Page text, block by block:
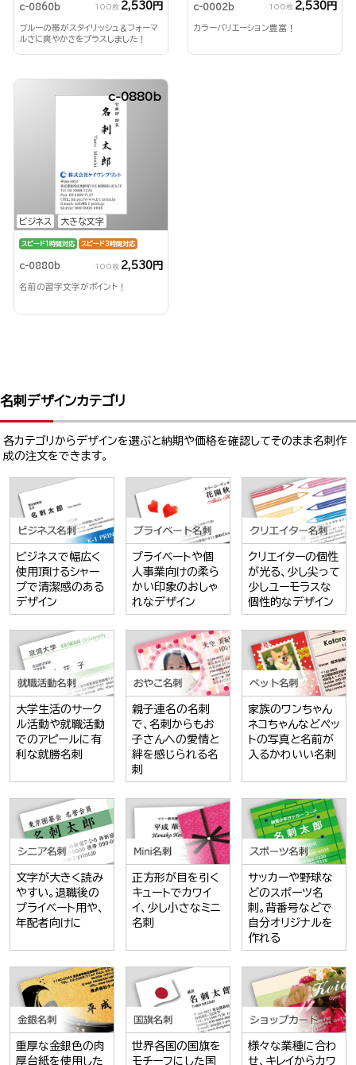
c-0860b 100枚 2,530円
ブルーの帯がスタイリッシュ＆フォーマ
ルさに爽やかさをプラスしました！
c-0002b 100枚 2,530円
カラーバリエーション豊富！
ビジネス 大きな文字
c-0880b
スピード1時間対応 スピード3時間対応
c-0880b 100枚 2,530円
名前の習字文字がポイント！
名刺デザインカテゴリ
各カテゴリからデザインを選ぶと納期や価格を確認してそのまま名刺作
成の注文をできます。
ビジネスで幅広く
使用頂けるシャー
プで清潔感のある
デザイン
プライベートや個
人事業向けの柔ら
かい印象のおしゃ
れなデザイン
クリエイターの個性
が光る、少し尖って
少しユーモラスな
個性的なデザイン
大学生活のサーク
ル活動や就職活動
でのアピールに有
利な就勝名刺
親子連名の名刺
で、名刺からもお
子さんへの愛情と
絆を感じられる名
刺
家族のワンちゃん
ネコちゃんなどペッ
トの写真と名前が
入るかわいい名刺
文字が大きく読み
やすい。退職後の
プライベート用や、
年配者向けに
正方形が目を引く
キュートでカワイ
イ、少し小さなミニ
名刺
サッカーや野球な
どのスポーツ名
刺。背番号などで
自分オリジナルを
作れる
重厚な金銀色の肉
厚台紙を使用した
世界各国の国旗を
モチーフにした国
様々な業種に合わ
せ、キレイからカワ